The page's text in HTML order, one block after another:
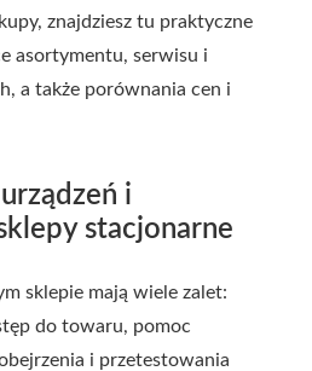
znajdziesz tu praktyczne
asortymentu, serwisu i
a także porównania cen i
i
stacjonarne
sklepie mają wiele zalet:
do towaru, pomoc
i przetestowania